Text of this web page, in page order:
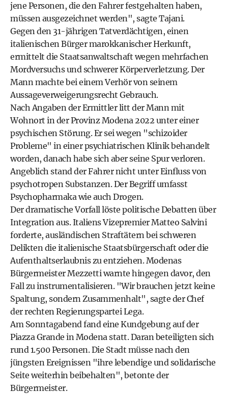
jene Personen, die den Fahrer festgehalten haben,
müssen ausgezeichnet werden", sagte Tajani.
Gegen den 31-jährigen Tatverdächtigen, einen
italienischen Bürger marokkanischer Herkunft,
ermittelt die Staatsanwaltschaft wegen mehrfachen
Mordversuchs und schwerer Körperverletzung. Der
Mann machte bei einem Verhör von seinem
Aussageverweigerungsrecht Gebrauch.
Nach Angaben der Ermittler litt der Mann mit
Wohnort in der Provinz Modena 2022 unter einer
psychischen Störung. Er sei wegen "schizoider
Probleme" in einer psychiatrischen Klinik behandelt
worden, danach habe sich aber seine Spur verloren.
Angeblich stand der Fahrer nicht unter Einfluss von
psychotropen Substanzen. Der Begriff umfasst
Psychopharmaka wie auch Drogen.
Der dramatische Vorfall löste politische Debatten über
Integration aus. Italiens Vizepremier Matteo Salvini
forderte, ausländischen Straftätern bei schweren
Delikten die italienische Staatsbürgerschaft oder die
Aufenthaltserlaubnis zu entziehen. Modenas
Bürgermeister Mezzetti warnte hingegen davor, den
Fall zu instrumentalisieren. "Wir brauchen jetzt keine
Spaltung, sondern Zusammenhalt", sagte der Chef
der rechten Regierungspartei Lega.
Am Sonntagabend fand eine Kundgebung auf der
Piazza Grande in Modena statt. Daran beteiligten sich
rund 1.500 Personen. Die Stadt müsse nach den
jüngsten Ereignissen "ihre lebendige und solidarische
Seite weiterhin beibehalten", betonte der
Bürgermeister.